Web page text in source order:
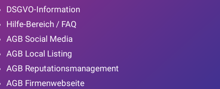
DSGVO-Information
Hilfe-Bereich / FAQ
AGB Social Media
AGB Local Listing
AGB Reputationsmanagement
AGB Firmenwebseite